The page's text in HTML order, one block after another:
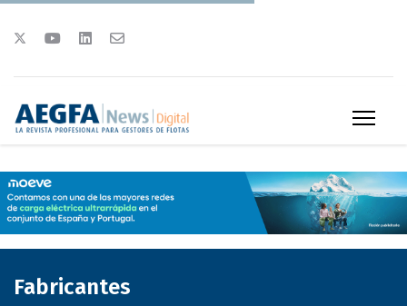
Fabricantes